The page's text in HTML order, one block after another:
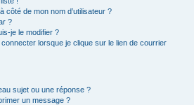
côté de mon nom d’utilisateur ?
?
je le modifier ?
connecter lorsque je clique sur le lien de courrier
sujet ou une réponse ?
un message ?